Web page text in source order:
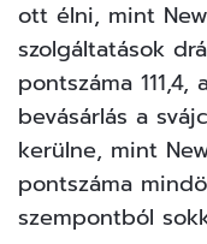
ott élni, mint
szolgáltatások
pontszáma
bevásárlás a
kerülne, mint
pontszáma
szempontból